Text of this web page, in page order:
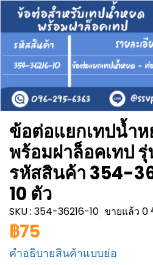
ข้อต่อแยกเทปน้ำ
พร้อมฝาล็อคเทป รุ่
รหัสสินค้า 354-
10 ตัว
SKU : 354-36216-10 ขายแล้ว 0
฿75
คำอธิบายสินค้าแบบย่อ